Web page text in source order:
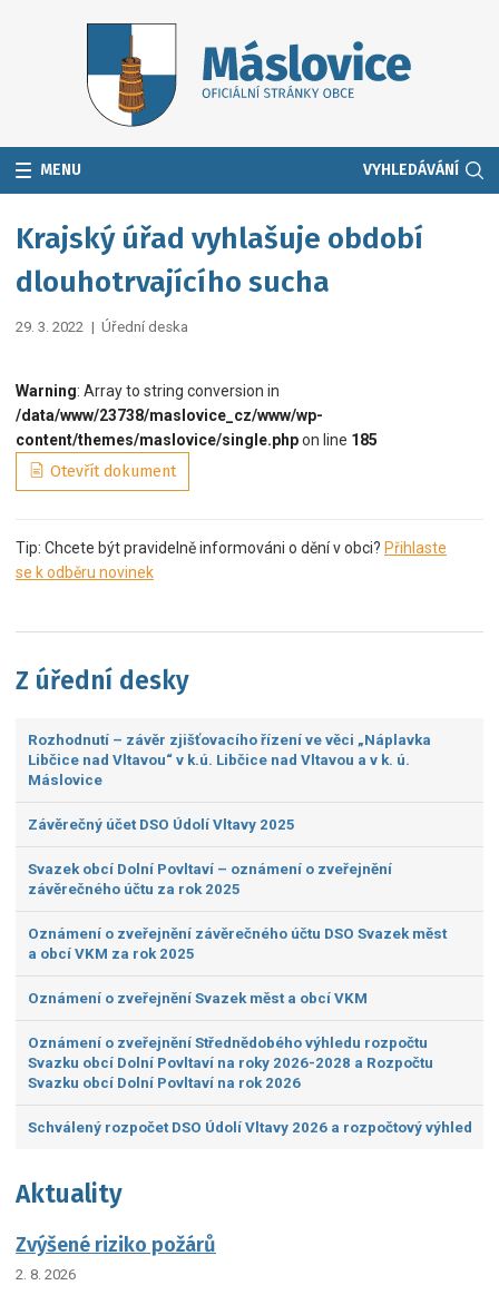
MENU VYHLEDÁVÁNÍ
Krajský úřad vyhlašuje období
dlouhotrvajícího sucha
29. 3. 2022 | Úřední deska
Warning: Array to string conversion in
/data/www/23738/maslovice_cz/www/wp-
content/themes/maslovice/single.phpon line 185
Otevřít dokument
Tip: Chcete být pravidelně informováni o dění v obci? Přihlaste
se k odběru novinek
Z úřední desky
Rozhodnutí – závěr zjišťovacího řízení ve věci „Náplavka
Libčice nad Vltavou“ v k.ú. Libčice nad Vltavou a v k. ú.
Máslovice
Závěrečný účet DSO Údolí Vltavy 2025
Svazek obcí Dolní Povltaví – oznámení o zveřejnění
závěrečného účtu za rok 2025
Oznámení o zveřejnění závěrečného účtu DSO Svazek měst
a obcí VKM za rok 2025
Oznámení o zveřejnění Svazek měst a obcí VKM
Oznámení o zveřejnění Střednědobého výhledu rozpočtu
Svazku obcí Dolní Povltaví na roky 2026-2028 a Rozpočtu
Svazku obcí Dolní Povltaví na rok 2026
Schválený rozpočet DSO Údolí Vltavy 2026 a rozpočtový výhled
Aktuality
Zvýšené riziko požárů
2. 8. 2026